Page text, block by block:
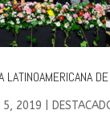
LATINOAMERICANA
5, 2019